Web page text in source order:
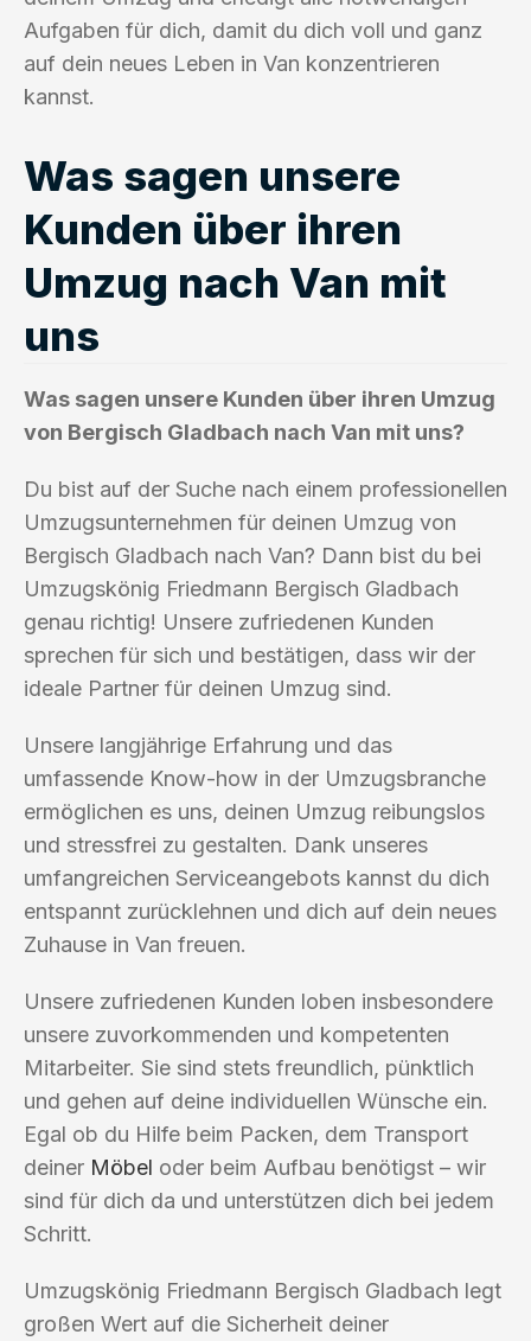
Aufgaben für dich, damit du dich voll und ganz
auf dein neues Leben in Van konzentrieren
kannst.
Was sagen unsere
Kunden über ihren
Umzug nach Van mit
uns
Was sagen unsere Kunden über ihren Umzug
von Bergisch Gladbach nach Van mit uns?
Du bist auf der Suche nach einem professionellen
Umzugsunternehmen für deinen Umzug von
Bergisch Gladbach nach Van? Dann bist du bei
Umzugskönig Friedmann Bergisch Gladbach
genau richtig! Unsere zufriedenen Kunden
sprechen für sich und bestätigen, dass wir der
ideale Partner für deinen Umzug sind.
Unsere langjährige Erfahrung und das
umfassende Know-how in der Umzugsbranche
ermöglichen es uns, deinen Umzug reibungslos
und stressfrei zu gestalten. Dank unseres
umfangreichen Serviceangebots kannst du dich
entspannt zurücklehnen und dich auf dein neues
Zuhause in Van freuen.
Unsere zufriedenen Kunden loben insbesondere
unsere zuvorkommenden und kompetenten
Mitarbeiter. Sie sind stets freundlich, pünktlich
und gehen auf deine individuellen Wünsche ein.
Egal ob du Hilfe beim Packen, dem Transport
deiner Möbel oder beim Aufbau benötigst – wir
sind für dich da und unterstützen dich bei jedem
Schritt.
Umzugskönig Friedmann Bergisch Gladbach legt
großen Wert auf die Sicherheit deiner